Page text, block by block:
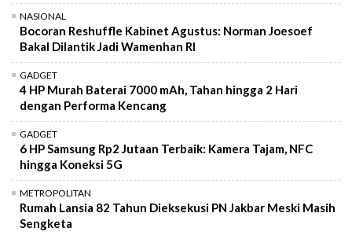
NASIONAL
Bocoran Reshuffle Kabinet Agustus: Norman Joesoef
Bakal Dilantik Jadi Wamenhan RI
GADGET
4 HP Murah Baterai 7000 mAh, Tahan hingga 2 Hari
dengan Performa Kencang
GADGET
6 HP Samsung Rp2 Jutaan Terbaik: Kamera Tajam, NFC
hingga Koneksi 5G
METROPOLITAN
Rumah Lansia 82 Tahun Dieksekusi PN Jakbar Meski Masih
Sengketa